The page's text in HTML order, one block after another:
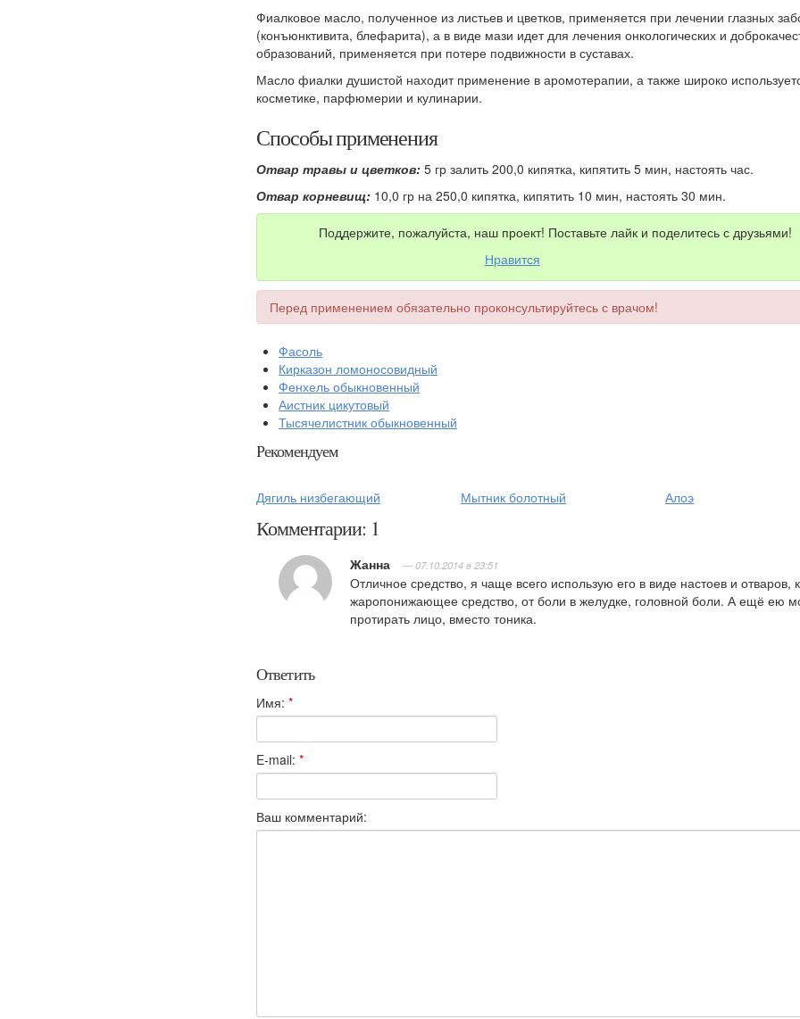
Фиалковое масло, полученное из листьев и цветков, применяется при лечении глазных
(конъюнктивита, блефарита), а в виде мази идет для лечения онкологических и
образований, применяется при потере подвижности в суставах.
Масло фиалки душистой находит применение в аромотерапии, а также широко
косметике, парфюмерии и кулинарии.
Способы применения
Отвар травы и цветков: 5 гр залить 200,0 кипятка, кипятить 5 мин, настоять час.
Отвар корневищ: 10,0 гр на 250,0 кипятка, кипятить 10 мин, настоять 30 мин.
Поддержите, пожалуйста, наш проект! Поставьте лайк и поделитесь с друзьями!
Нравится
Перед применением обязательно проконсультируйтесь с врачом!
Фасоль
Кирказон ломоносовидный
Фенхель обыкновенный
Аистник цикутовый
Тысячелистник обыкновенный
Рекомендуем
Дягиль низбегающий Мытник болотный Алоэ
Комментарии: 1
Жанна — 07.10.2014 в 23:51
Отличное средство, я чаще всего использую его в виде настоев и отваров,
жаропонижающее средство, от боли в желудке, головной боли. А ещё ею
протирать лицо, вместо тоника.
Ответить
Имя: *
E-mail: *
Ваш комментарий: